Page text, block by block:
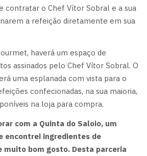
contratar o Chef Vítor Sobral e a sua
a refeição diretamente em sua
haverá um espaço de
assinados pelo Chef Vítor Sobral. O
uma esplanada com vista para o
confecionadas, na sua maioria,
na loja para compra.
com a Quinta do Saloio, um
encontrei ingredientes de
muito bom gosto. Desta parceria